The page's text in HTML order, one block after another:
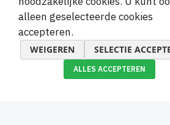
alleen geselecteerde cookies
accepteren.
WEIGEREN SELECTIE
ALLES ACCEPTEREN